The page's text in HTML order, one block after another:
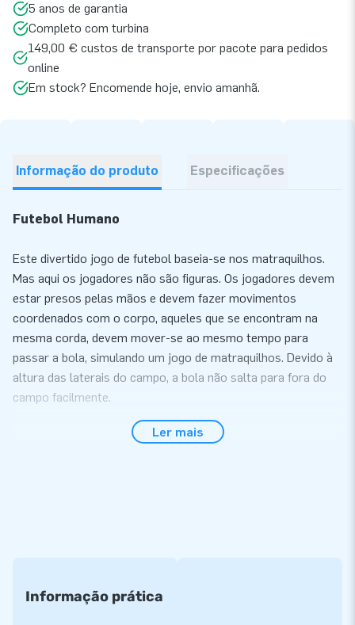
5 anos de garantia
Completo com turbina
149,00 € custos de transporte por pacote para pedidos
online
Em stock? Encomende hoje, envio amanhã.
Informação do produto Especificações
Futebol Humano
Este divertido jogo de futebol baseia-se nos matraquilhos.
Mas aqui os jogadores não são figuras. Os jogadores devem
estar presos pelas mãos e devem fazer movimentos
coordenados com o corpo, aqueles que se encontram na
mesma corda, devem mover-se ao mesmo tempo para
passar a bola, simulando um jogo de matraquilhos. Devido à
altura das laterais do campo, a bola não salta para fora do
campo facilmente.
Transporte e Montagem
completo para uma fantástica experiência.
Ler mais
Informação prática